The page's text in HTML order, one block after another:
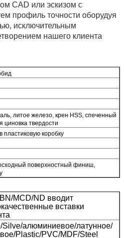
CAD или эскизом с
профиль точности оборудуя
исключительным
нашего клиента
литое железо, крен HSS, спеченный
циновка твердости
пластиковую коробку
поверхностный финиш,
MCD/ND вводит
вставки
Silve/алюминиевое/латунное/
Plastic/PVC/MDF/Steel